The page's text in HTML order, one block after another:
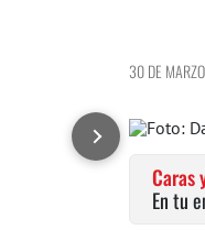
30 DE
Caras
En tu